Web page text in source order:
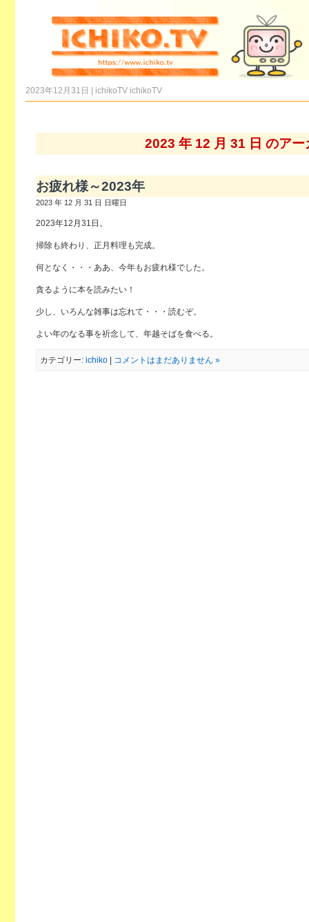
2023年12月31日 | ichikoTV ichikoTV
2023 年 12 月 31 日 のアー
お疲れ様～2023年
2023 年 12 月 31 日 日曜日
2023年12月31日。
掃除も終わり、正月料理も完成。
何となく・・・ああ、今年もお疲れ様でした。
貪るように本を読みたい！
少し、いろんな雑事は忘れて・・・読むぞ。
よい年のなる事を祈念して、年越そばを食べる。
カテゴリー: ichiko| コメントはまだありません »